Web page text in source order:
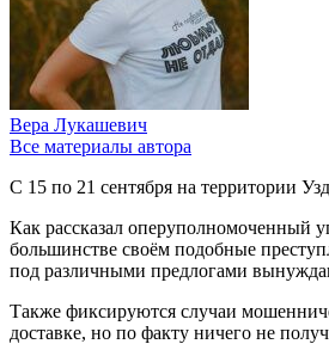
Вера Лукашевич
Все материалы автора
С 15 по 21 сентября на территории
Как рассказал оперуполномоченный
большинстве своём подобные
под различными предлогами
Также фиксируются случаи
доставке, но по факту ничего не